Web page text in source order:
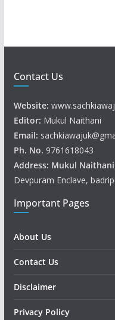
Contact Us
Website:
Editor: Mukul Naithani
Email:
Ph. No. 9761618043
Address: Mukul Naithani
Devpuram Enclave,
Important Pages
About Us
Contact Us
Disclaimer
Privacy Policy